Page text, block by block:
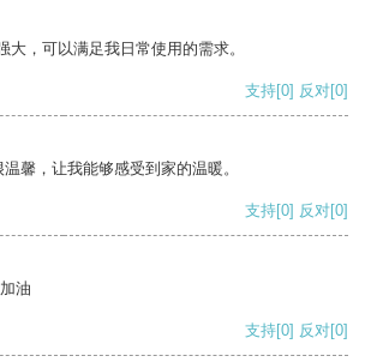
大，可以满足我日常使用的需求。
支持[0] 反对[0]
馨，让我能够感受到家的温暖。
支持[0] 反对[0]
油
支持[0] 反对[0]